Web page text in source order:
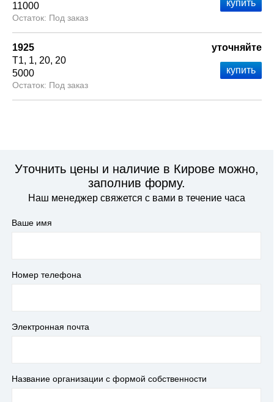
11000
Под заказ
1925
Т1 1 20 20
5000
Под заказ
уточняйте
Уточнить цены и наличие в Кирове можно,
заполнив форму.
Наш менеджер свяжется с вами в течение часа
Ваше имя
Номер телефона
Электронная почта
Название организации с формой собственности